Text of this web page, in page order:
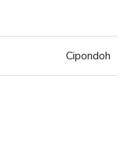
Cipondoh